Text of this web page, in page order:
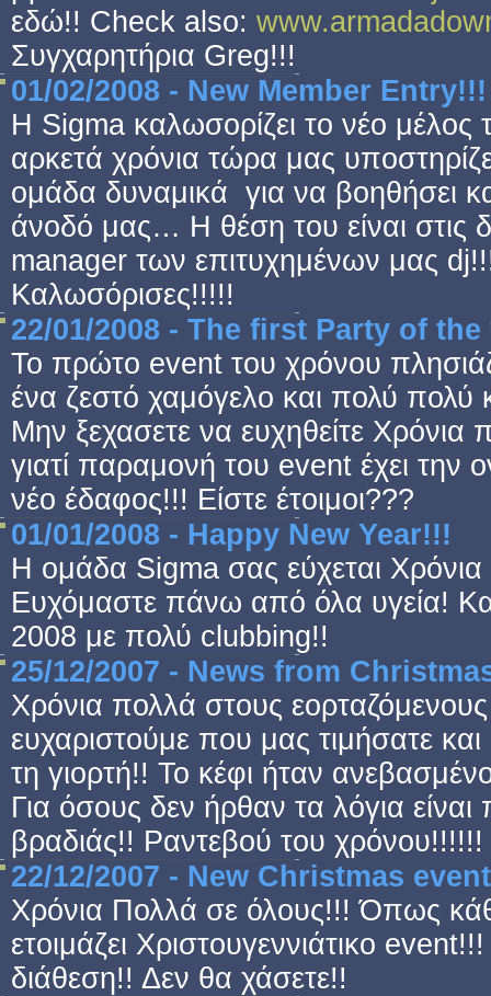
εδώ!! Check also:
Συγχαρητήρια Greg!!!
01/02/2008 - New Member Entry!!!
Η Sigma καλωσορίζει το νέο μέλος
αρκετά χρόνια τώρα μας
ομάδα δυναμικά για να βοηθήσει
άνοδό μας… Η θέση του είναι στις
manager των επιτυχημένων μας
Καλωσόρισες!!!!!
22/01/2008 - The first Party of
Το πρώτο event του χρόνου
ένα ζεστό χαμόγελο και πολύ
Μην ξεχασετε να ευχηθείτε
γιατί παραμονή του event έχει την
νέο έδαφος!!! Είστε έτοιμοι???
01/01/2008 - Happy New Year!!!
Η ομάδα Sigma σας εύχεται Χρόνια
Ευχόμαστε πάνω από όλα υγεία!
2008 με πολύ clubbing!!
25/12/2007 - News from
Χρόνια πολλά στους
ευχαριστούμε που μας τιμήσατε
τη γιορτή!! Το κέφι ήταν
Για όσους δεν ήρθαν τα λόγια είναι
βραδιάς!! Ραντεβού του χρόνου!!!!!!
22/12/2007 - New Christmas
Χρόνια Πολλά σε όλους!!! Όπως
ετοιμάζει Χριστουγεννιάτικο
διάθεση!! Δεν θα χάσετε!!